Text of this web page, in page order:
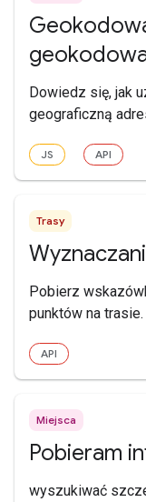
Dowiedz się, jak
geograficzną
JS API
Trasy
Pobierz
punktów na trasie.
API
Miejsca
Pobieram
wyszukiwać